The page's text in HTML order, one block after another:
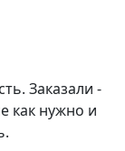
Заказали -
как нужно и